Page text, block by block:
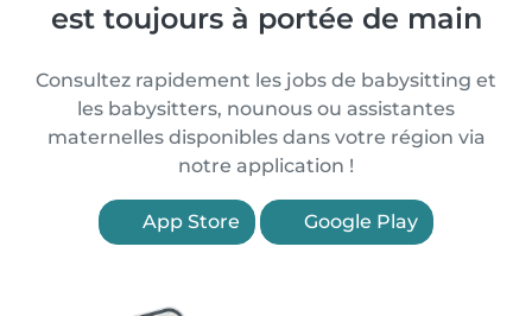
est toujours à portée de main
Consultez rapidement les jobs de babysitting et
les babysitters, nounous ou assistantes
maternelles disponibles dans votre région via
notre application !
App Store Google Play